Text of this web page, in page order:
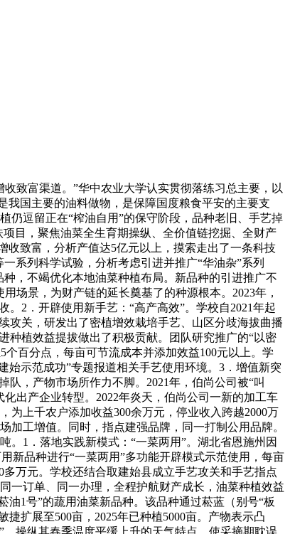
富渠道。”华中农业大学认实贯彻落练习总主要，以
我国主要的油料做物，是保障国度粮食平安的主要支
仍逗留正在“榨油自用”的保守阶段，品种老旧、手艺掉
目，聚焦油菜全生育期操纵、全价值链挖掘、全财产
收致富，分析产值达5亿元以上，摸索走出了一条科技
系列科学试验，分析考虑引进并推广“华油杂”系列
，不竭优化本地油菜种植布局。新品种的引进推广不
场景，为财产链的延长奠基了的种源根本。2023年，
2．开辟使用新手艺：“高产高效”。学校自2021年起
攻关，研发出了密植增效栽培手艺、山区分歧海拔曲播
种植效益提拔做出了积极贡献。团队研究推广的“以密
百分点，每亩可节流成本并添加效益100元以上。学
始示范成功”专题报道相关手艺使用环境。3．增值新突
，产物市场所作力不脚。2021年，伯尚公司被“叫
出产企业转型。2022年炎天，伯尚公司一新的加工车
为上千农户添加收益300余万元，停业收入跨越2000万
工增值。同时，指点建强品牌，同一打制公用品牌。
1．落地实践新模式：“一菜两用”。湖北省恩施州因
新品种进行“一菜两用”多功能开辟模式示范使用，每亩
万元。学校还结合取建始县成立手艺攻关和手艺指点
一订单、同一办理，全程护航财产成长，油菜种植效益
1号”的蔬用油菜新品种。该品种通过菘蓝（别号“板
扩展至500亩，2025年已种植5000亩。产物表示凸
操纵其春季温度平缓上升的天气特点，使采摘期耽误